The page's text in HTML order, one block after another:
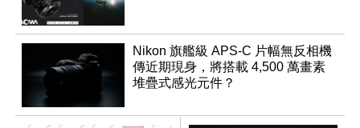
Nikon 旗艦級 APS-C 片幅無反相機
傳近期現身，將搭載 4,500 萬畫素
堆疊式感光元件？